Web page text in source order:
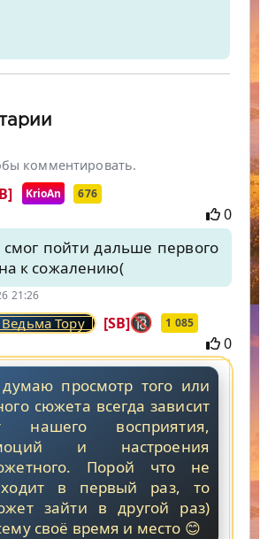
комментировать.
KrioAn 676
0
пойти дальше первого
к сожалению(
21:26
Ведьма Тору [SB] 1 085
0
просмотр того или
сюжета всегда зависит
нашего восприятия,
и настроения
Порой что не
в первый раз, то
зайти в другой раз)
своё время и место 😊